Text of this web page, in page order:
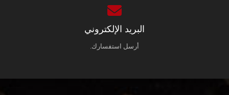
البريد الإلكتروني
أرسل استفسارك.